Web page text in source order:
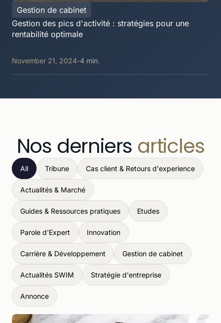
Gestion de cabinet
Gestion des pics d'activité : stratégies pour une
rentabilité optimale
November 21, 2024-4 min.
Nos derniers articles
All Tribune Cas client & Retours d'experience
Actualités & Marché
Guides & Ressources pratiques Etudes
Parole d'Expert Innovation
Carrière & Développement Gestion de cabinet
Actualités SWIM Stratégie d'entreprise
Annonce